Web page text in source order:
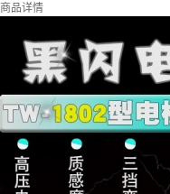
商品详情